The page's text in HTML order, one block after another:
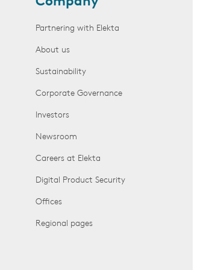
Partnering with Elekta
About us
Sustainability
Corporate Governance
Investors
Newsroom
Careers at Elekta
Digital Product Security
Offices
Regional pages